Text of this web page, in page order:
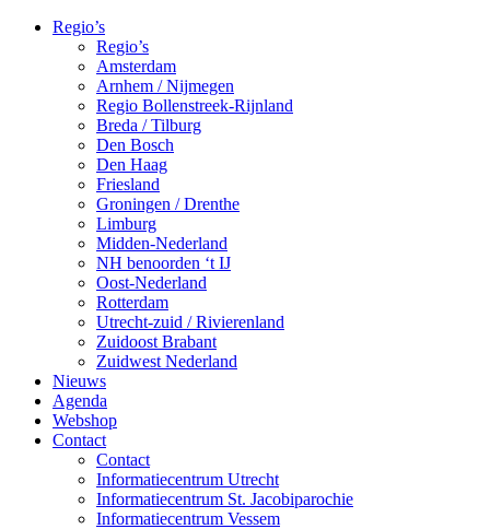
Regio’s
Regio’s
Amsterdam
Arnhem / Nijmegen
Regio Bollenstreek-Rijnland
Breda / Tilburg
Den Bosch
Den Haag
Friesland
Groningen / Drenthe
Limburg
Midden-Nederland
NH benoorden ‘t IJ
Oost-Nederland
Rotterdam
Utrecht-zuid / Rivierenland
Zuidoost Brabant
Zuidwest Nederland
Nieuws
Agenda
Webshop
Contact
Contact
Informatiecentrum Utrecht
Informatiecentrum St. Jacobiparochie
Informatiecentrum Vessem